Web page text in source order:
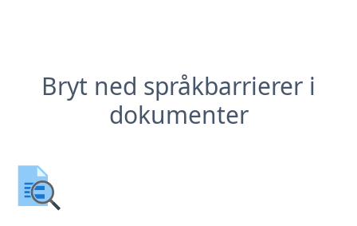
Bryt ned språkbarrierer i
dokumenter